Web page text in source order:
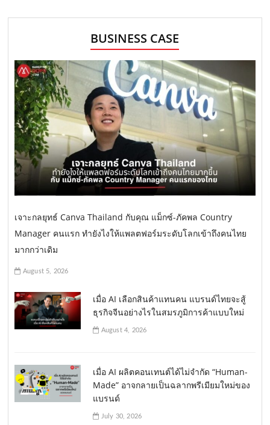
BUSINESS CASE
เจาะกลยุทธ์ Canva Thailand กับคุณ แม็กซ์-ภัคพล Country
Manager คนแรก ทำยังไงให้แพลตฟอร์มระดับโลกเข้าถึงคนไทย
มากกว่าเดิม
August 5, 2026
เมื่อ AI เลือกสินค้าแทนคน แบรนด์ไทยจะสู้
ธุรกิจจีนอย่างไรในสมรภูมิการค้าแบบใหม่
August 4, 2026
เมื่อ AI ผลิตคอนเทนต์ได้ไม่จำกัด “Human-
Made” อาจกลายเป็นฉลากพรีเมียมใหม่ของ
แบรนด์
July 30, 2026